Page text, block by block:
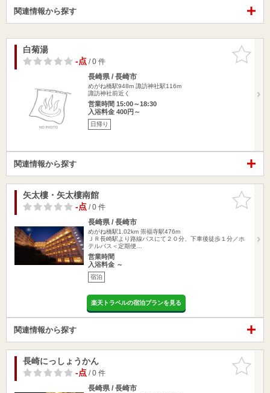
関連情報から探す
お気に入
りに追加
白菊湯
-点/ 0 件
長崎県 / 長崎市
めがね橋駅948m 諏訪神社駅116m
諏訪神社前近く
営業時間 15:00～18:30
入浴料金 400円～
日帰り
関連情報から探す
お気に入
りに追加
矢太樓・矢太樓南館
-点/ 0 件
長崎県 / 長崎市
めがね橋駅1.02km 崇福寺駅476m
ＪＲ長崎駅より路線バスにて２０分、下車後徒歩１分／ホ
テルバス＜定期便…
営業時間
入浴料金 ～
宿泊
楽天トラベルの宿泊プランを見る
関連情報から探す
お気に入
りに追加
長崎にっしょうかん
-点/ 0 件
長崎県 / 長崎市